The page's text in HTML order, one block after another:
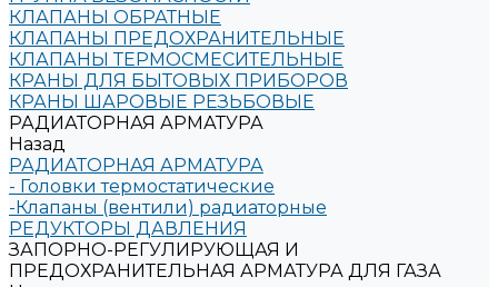
КЛАПАНЫ ОБРАТНЫЕ
КЛАПАНЫ ПРЕДОХРАНИТЕЛЬНЫЕ
КЛАПАНЫ ТЕРМОСМЕСИТЕЛЬНЫЕ
КРАНЫ ДЛЯ БЫТОВЫХ ПРИБОРОВ
КРАНЫ ШАРОВЫЕ РЕЗЬБОВЫЕ
РАДИАТОРНАЯ АРМАТУРА
Назад
РАДИАТОРНАЯ АРМАТУРА
- Головки термостатические
-Клапаны (вентили) радиаторные
РЕДУКТОРЫ ДАВЛЕНИЯ
ЗАПОРНО-РЕГУЛИРУЮЩАЯ И
ПРЕДОХРАНИТЕЛЬНАЯ АРМАТУРА ДЛЯ ГАЗА